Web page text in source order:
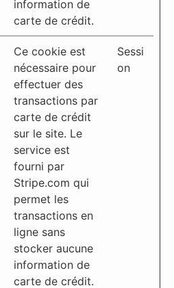
information de
carte de crédit.
Ce cookie est
nécessaire pour
effectuer des
transactions par
carte de crédit
sur le site. Le
service est
fourni par
Stripe.com qui
permet les
transactions en
ligne sans
stocker aucune
information de
carte de crédit.
Sessi
on